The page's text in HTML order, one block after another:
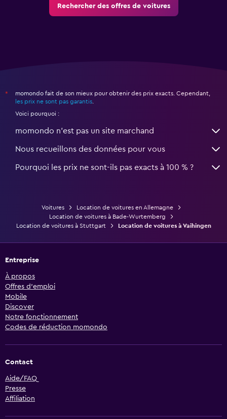
Rechercher des offres de voitures
*
momondo fait de son mieux pour obtenir des prix exacts. Cependant,
les prix ne sont pas garantis.
Voici pourquoi :
momondo n'est pas un site marchand
Nous recueillons des données pour vous
Pourquoi les prix ne sont-ils pas exacts à 100 % ?
Voitures
Location de voitures en Allemagne
Location de voitures à Bade-Wurtemberg
Location de voitures à Stuttgart
Location de voitures à Vaihingen
Entreprise
À propos
Offres d’emploi
Mobile
Discover
Notre fonctionnement
Codes de réduction momondo
Contact
Aide/FAQ
Presse
Affiliation